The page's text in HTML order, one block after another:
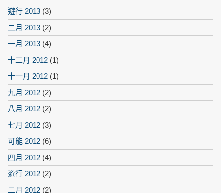
遊行 2013 (3)
二月 2013 (2)
一月 2013 (4)
十二月 2012 (1)
十一月 2012 (1)
九月 2012 (2)
八月 2012 (2)
七月 2012 (3)
可能 2012 (6)
四月 2012 (4)
遊行 2012 (2)
二月 2012 (2)